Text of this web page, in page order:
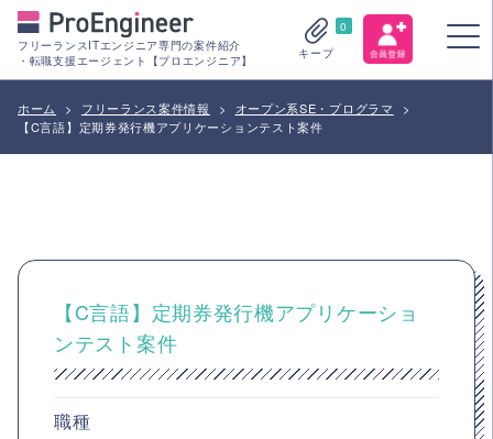
フリーランスITエンジニア専門の案件紹介
・転職支援エージェント【プロエンジニア】
0
キープ
ホーム > フリーランス案件情報 > オープン系SE・プログラマ
>
【C言語】定期券発行機アプリケーションテスト案件
【C言語】定期券発行機アプリケーショ
ンテスト案件
職種